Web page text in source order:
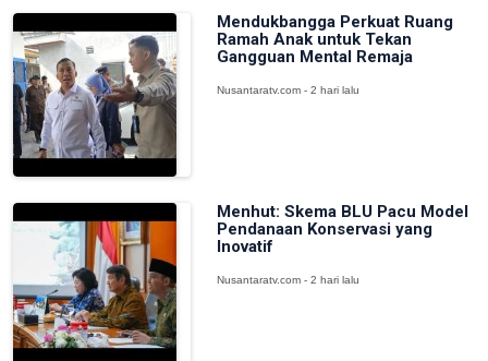
Mendukbangga Perkuat Ruang
Ramah Anak untuk Tekan
Gangguan Mental Remaja
Nusantaratv.com - 2 hari lalu
Menhut: Skema BLU Pacu Model
Pendanaan Konservasi yang
Inovatif
Nusantaratv.com - 2 hari lalu